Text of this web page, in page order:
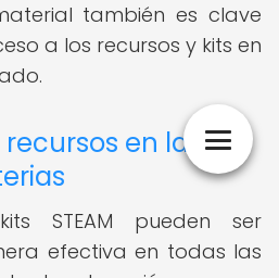
también es clave
a los recursos y kits en
en las
STEAM pueden ser
efectiva en todas las